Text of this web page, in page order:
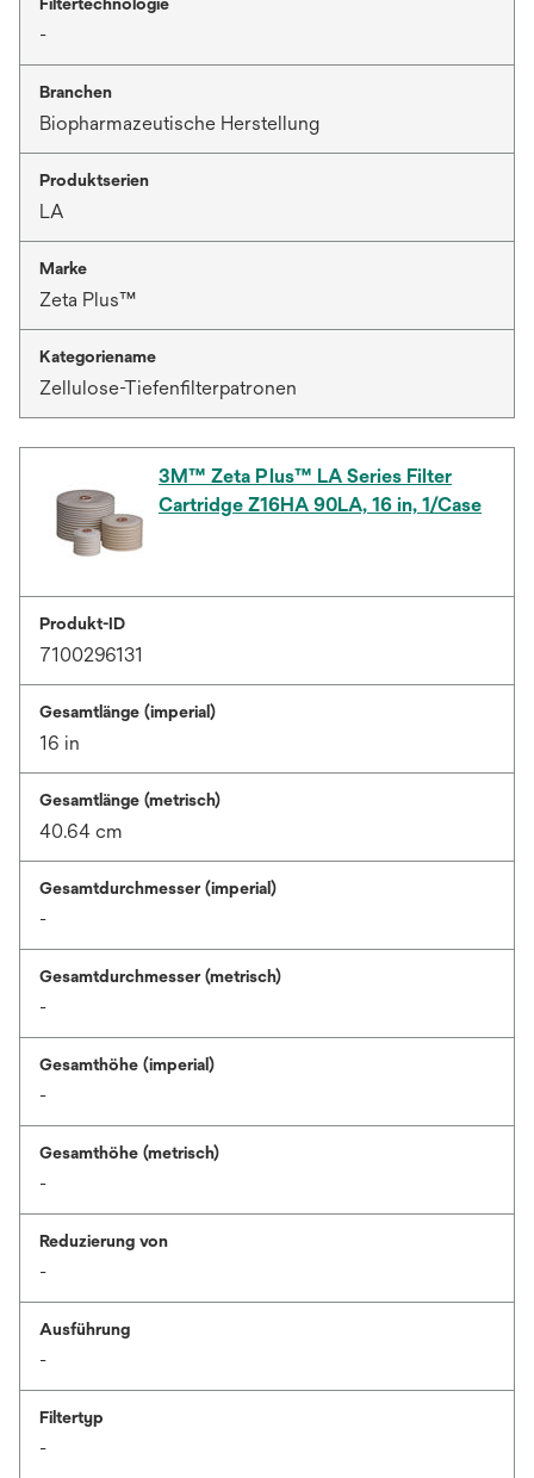
-
Branchen
Biopharmazeutische Herstellung
Produktserien
LA
Marke
Zeta Plus™
Kategoriename
Zellulose-Tiefenfilterpatronen
3M™ Zeta Plus™ LA Series Filter
Cartridge Z16HA 90LA, 16 in, 1/Case
Produkt-ID
7100296131
Gesamtlänge (imperial)
16 in
Gesamtlänge (metrisch)
40.64 cm
Gesamtdurchmesser (imperial)
-
Gesamtdurchmesser (metrisch)
-
Gesamthöhe (imperial)
-
Gesamthöhe (metrisch)
-
Reduzierung von
-
Ausführung
-
Filtertyp
-